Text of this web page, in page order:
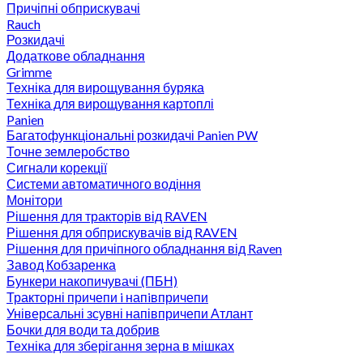
Причіпні обприскувачі
Rauch
Розкидачі
Додаткове обладнання
Grimme
Техніка для вирощування буряка
Техніка для вирощування картоплі
Panien
Багатофункціональні розкидачі Panien PW
Точне землеробство
Сигнали корекції
Системи автоматичного водіння
Монітори
Рішення для тракторів від RAVEN
Рішення для обприскувачів від RAVEN
Рішення для причіпного обладнання від Raven
Завод Кобзаренка
Бункери накопичувачі (ПБН)
Тракторні причепи i напiвпричепи
Універсальні зсувні напівпричепи Атлант
Бочки для води та добрив
Техніка для зберігання зерна в мішках